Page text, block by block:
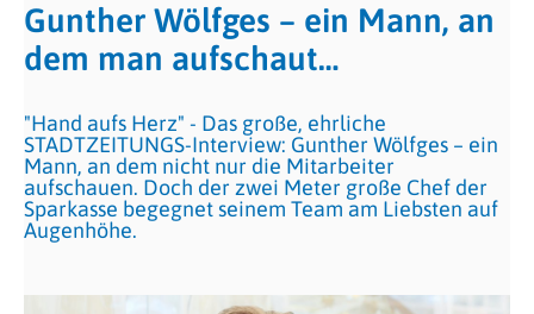
Gunther Wölfges – ein Mann, an
dem man aufschaut…
"Hand aufs Herz" - Das große, ehrliche
STADTZEITUNGS-Interview: Gunther Wölfges – ein
Mann, an dem nicht nur die Mitarbeiter
aufschauen. Doch der zwei Meter große Chef der
Sparkasse begegnet seinem Team am Liebsten auf
Augenhöhe.